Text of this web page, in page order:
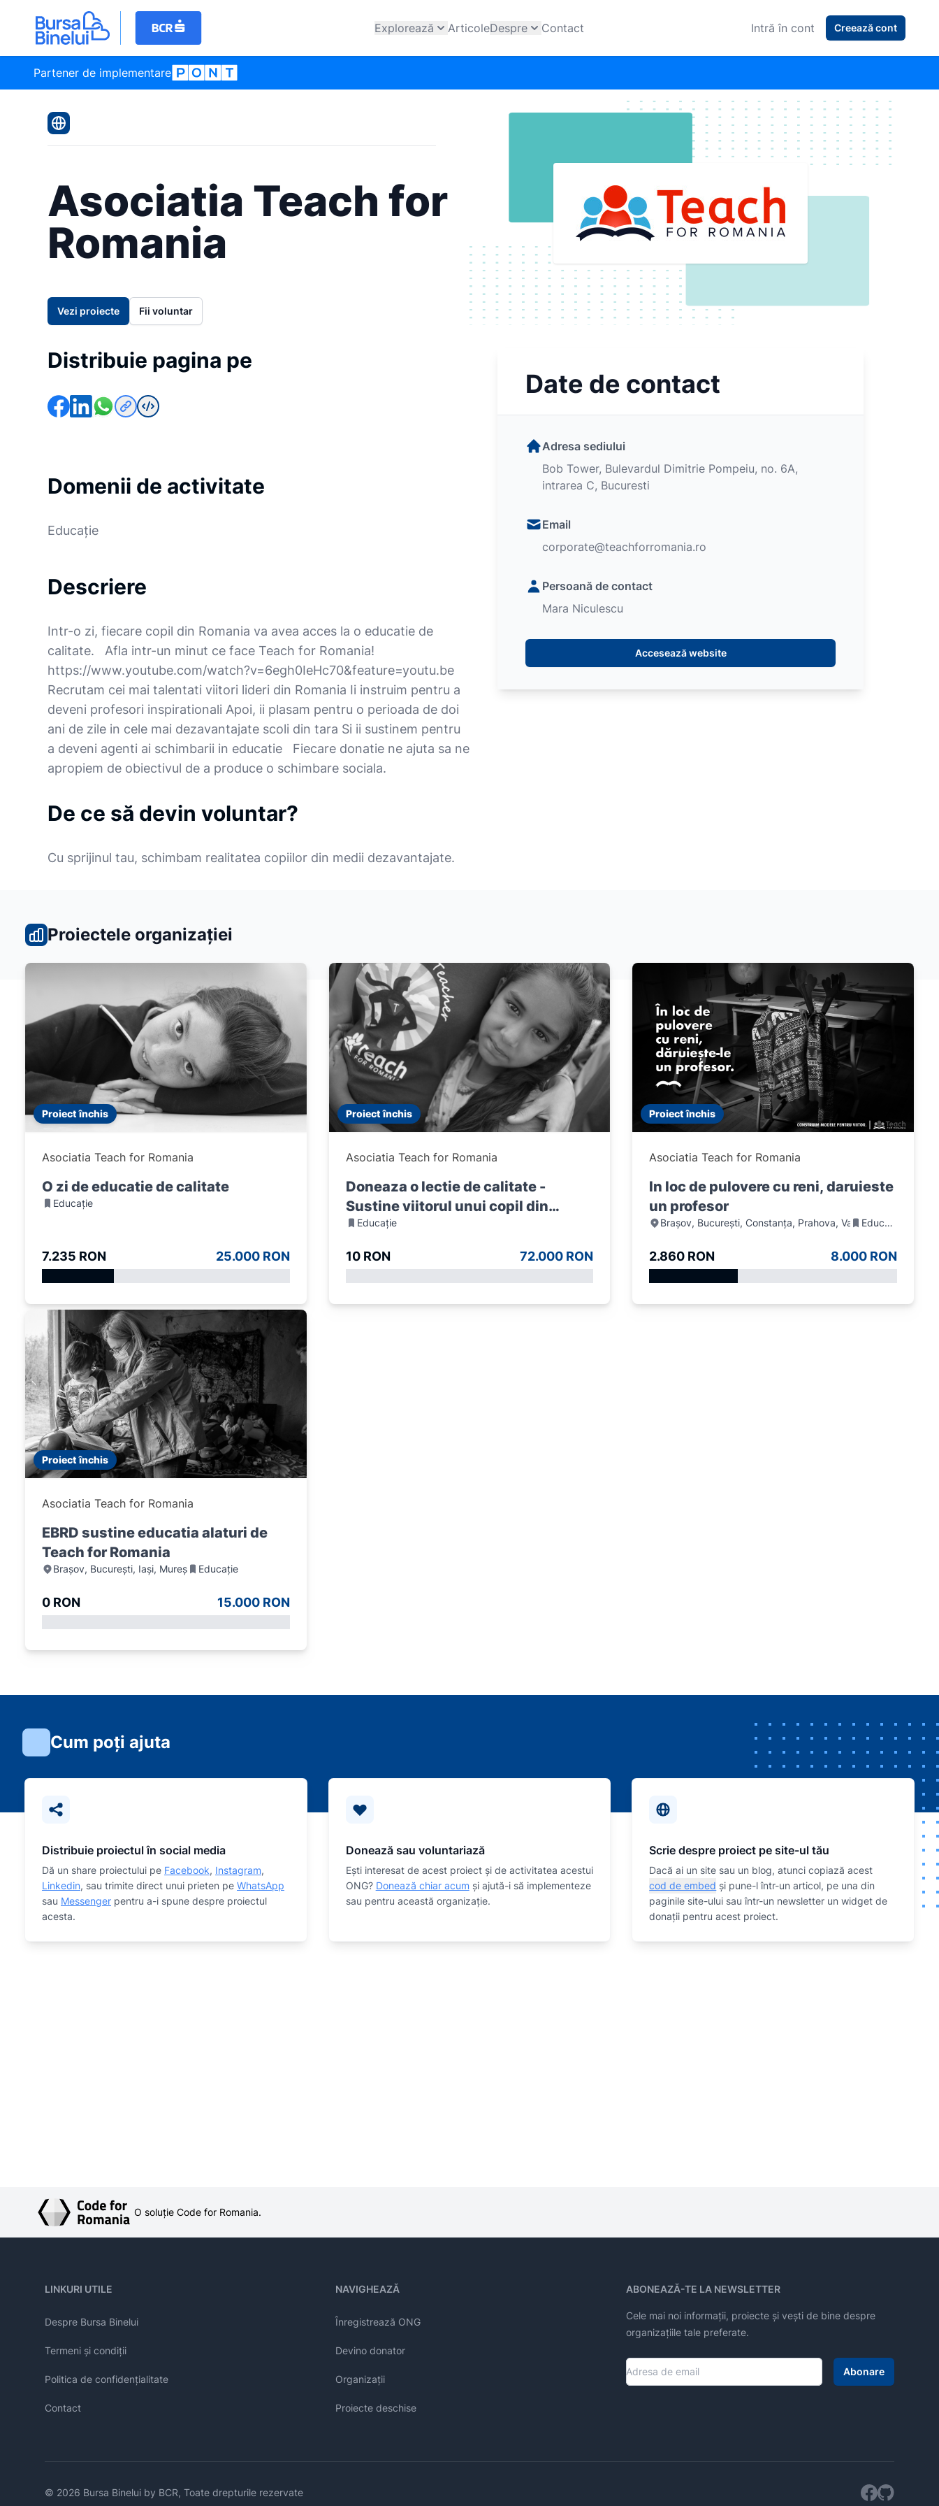
Explorează ArticoleDespre Contact Intră în cont Creează cont
Partener de implementare
Asociatia Teach for
Romania
Vezi proiecte Fii voluntar
Distribuie pagina pe
Domenii de activitate
Educație
Descriere
Intr-o zi, fiecare copil din Romania va avea acces la o educatie de
calitate. Afla intr-un minut ce face Teach for Romania!
https://www.youtube.com/watch?v=6egh0IeHc70&feature=youtu.be
Recrutam cei mai talentati viitori lideri din Romania Ii instruim pentru a
deveni profesori inspirationali Apoi, ii plasam pentru o perioada de doi
ani de zile in cele mai dezavantajate scoli din tara Si ii sustinem pentru
a deveni agenti ai schimbarii in educatie Fiecare donatie ne ajuta sa ne
apropiem de obiectivul de a produce o schimbare sociala.
De ce să devin voluntar?
Cu sprijinul tau, schimbam realitatea copiilor din medii dezavantajate.
Date de contact
Adresa sediului
Bob Tower, Bulevardul Dimitrie Pompeiu, no. 6A,
intrarea C, Bucuresti
Email
corporate@teachforromania.ro
Persoană de contact
Mara Niculescu
Accesează website
Proiectele organizației
Proiect închis
Asociatia Teach for Romania
O zi de educatie de calitate
Educație
7.235 RON 25.000 RON
Proiect închis
Asociatia Teach for Romania
Doneaza o lectie de calitate -
Sustine viitorul unui copil din
Romania
Educație
10 RON 72.000 RON
Proiect închis
Asociatia Teach for Romania
In loc de pulovere cu reni, daruieste
un profesor
Brașov, București, Constanța, Prahova, Vaslui Educație
2.860 RON 8.000 RON
Proiect închis
Asociatia Teach for Romania
EBRD sustine educatia alaturi de
Teach for Romania
Brașov, București, Iași, Mureș Educație
0 RON 15.000 RON
Cum poți ajuta
Distribuie proiectul în social media
Dă un share proiectului pe Facebook, Instagram,
Linkedin, sau trimite direct unui prieten pe WhatsApp
sau Messenger pentru a-i spune despre proiectul
acesta.
Donează sau voluntariază
Eşti interesat de acest proiect și de activitatea acestui
ONG? Donează chiar acum și ajută-i să implementeze
sau pentru această organizaţie.
Scrie despre proiect pe site-ul tău
Dacă ai un site sau un blog, atunci copiază acest
cod de embed și pune-l într-un articol, pe una din
paginile site-ului sau într-un newsletter un widget de
donații pentru acest proiect.
O soluție Code for Romania.
LINKURI UTILE
Despre Bursa Binelui
Termeni și condiții
Politica de confidențialitate
Contact
NAVIGHEAZĂ
Înregistrează ONG
Devino donator
Organizații
Proiecte deschise
ABONEAZĂ-TE LA NEWSLETTER
Cele mai noi informații, proiecte și vești de bine despre
organizațiile tale preferate.
Abonare
© 2026 Bursa Binelui by BCR, Toate drepturile rezervate